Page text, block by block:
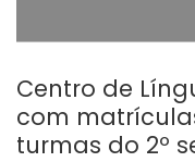
Centro de
com
turmas do 2º